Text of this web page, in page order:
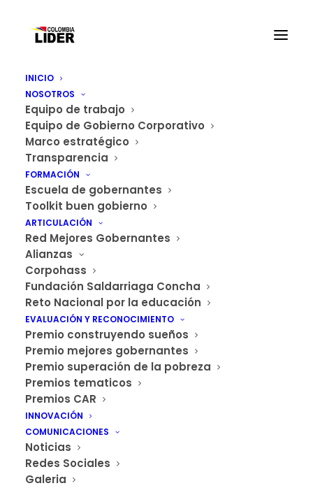
INICIO
NOSOTROS
Equipo de trabajo
Equipo de Gobierno Corporativo
Marco estratégico
Transparencia
FORMACIÓN
Escuela de gobernantes
Toolkit buen gobierno
ARTICULACIÓN
Red Mejores Gobernantes
Alianzas
Corpohass
Fundación Saldarriaga Concha
Reto Nacional por la educación
EVALUACIÓN Y RECONOCIMIENTO
Premio construyendo sueños
Premio mejores gobernantes
Premio superación de la pobreza
Premios tematicos
Premios CAR
INNOVACIÓN
COMUNICACIONES
Noticias
Redes Sociales
Galeria
Home Archive by Category "Noticias"